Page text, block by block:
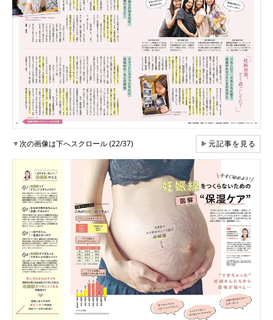
▼次の画像は下へスクロール (22/37) ▶元記事を見る